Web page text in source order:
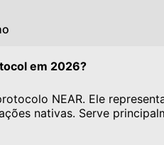
em 2026?
NEAR. Ele
nativas. Serve